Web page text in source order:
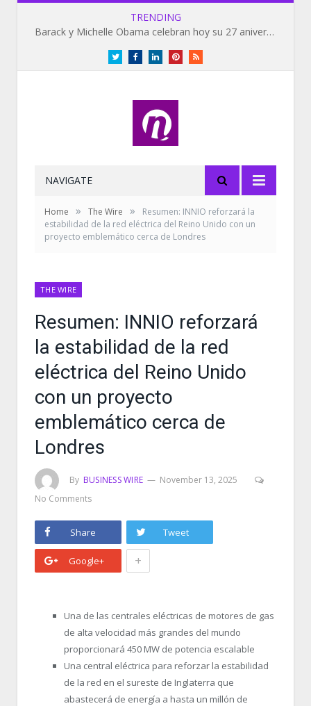
TRENDING
Barack y Michelle Obama celebran hoy su 27 aniversario de bodas
TwitterFacebookLinkedInPinterestRSS
NAVIGATE
Home » The Wire »
Resumen: INNIO reforzará la
estabilidad de la red eléctrica del Reino Unido con un
proyecto emblemático cerca de Londres
THE WIRE
Resumen: INNIO reforzará
la estabilidad de la red
eléctrica del Reino Unido
con un proyecto
emblemático cerca de
Londres
By BUSINESS WIRE
November 13, 2025
No Comments
Share Tweet
Google+ +
Una de las centrales eléctricas de motores de gas
de alta velocidad más grandes del mundo
proporcionará 450 MW de potencia escalable
Una central eléctrica para reforzar la estabilidad
de la red en el sureste de Inglaterra que
abastecerá de energía a hasta un millón de